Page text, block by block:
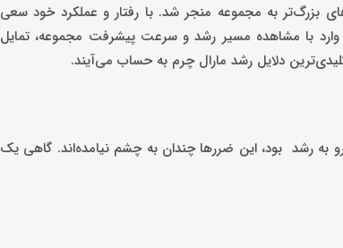
بزرگ‌تر به مجموعه منجر شد. با رفتار و عملکرد خود سعی
با مشاهده مسیر رشد و سرعت پیشرفت مجموعه، تمایل
دلایل رشد مارال چرم به حساب می‌آیند.
به رشد بود، این ضررها چندان به چشم نیامده‌اند. گاهی یک